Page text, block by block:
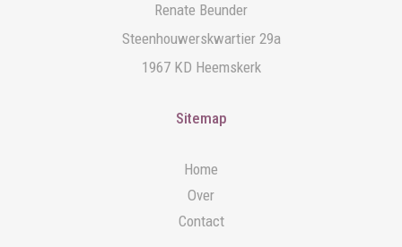
Renate Beunder
Steenhouwerskwartier 29a
1967 KD Heemskerk
Sitemap
Home
Over
Contact